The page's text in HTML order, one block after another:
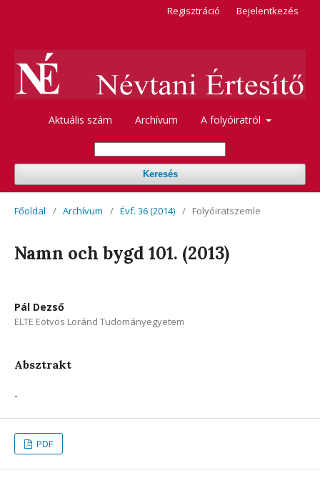
Aktuális szám Archívum A folyóiratról
Keresés
Regisztráció Bejelentkezés
Főoldal / Archívum / Évf. 36 (2014) / Folyóiratszemle
Namn och bygd 101. (2013)
Pál Dezső
ELTE Eötvös Loránd Tudományegyetem
Absztrakt
-
PDF